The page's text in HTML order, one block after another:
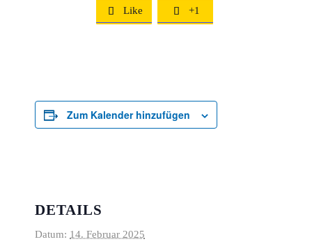
 Like  +1
Zum Kalender hinzufügen
DETAILS
Datum: 14. Februar 2025